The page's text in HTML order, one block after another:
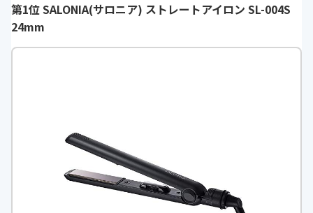
5段階・20℃単位
機能
自動電源OFF機能(約60分後)・360
第1位 SALONIA(サロニア) ストレートアイロン SL-004S
24mm